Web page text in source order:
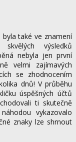
také ve znamení
výsledků
nebyla jen první
velmi zajímavých
se zhodnocením
dnů! V průběhu
úspěšných účtů
ti skutečně
vykazovalo
znaky lze shrnout